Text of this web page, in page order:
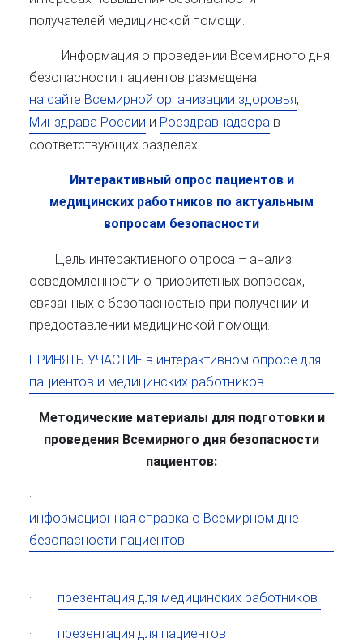
получателей медицинской помощи.
Информация о проведении Всемирного дня
безопасности пациентов размещена
на сайте Всемирной организации здоровья,
Минздрава России и Росздравнадзора в
соответствующих разделах.
Интерактивный опрос пациентов и
медицинских работников по актуальным
вопросам безопасности
Цель интерактивного опроса – анализ
осведомленности о приоритетных вопросах,
связанных с безопасностью при получении и
предоставлении медицинской помощи.
ПРИНЯТЬ УЧАСТИЕ в интерактивном опросе для
пациентов и медицинских работников
Методические материалы для подготовки и
проведения Всемирного дня безопасности
пациентов:
·
информационная справка о Всемирном дне
безопасности пациентов
· презентация для медицинских работников
· презентация для пациентов